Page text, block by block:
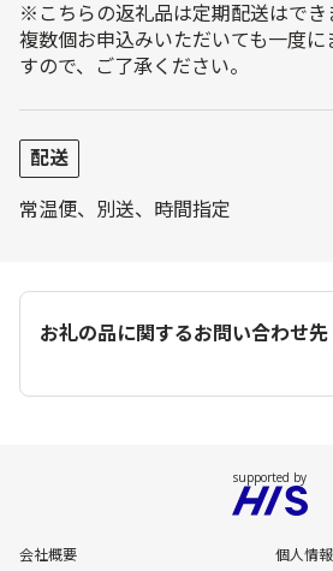
※こちらの返礼品は定期配送はでき
複数個お申込みいただいても一度に
すので、ご了承ください。
配送
常温便、別送、時間指定
お礼の品に関するお問い合わせ先
会社概要 個人情